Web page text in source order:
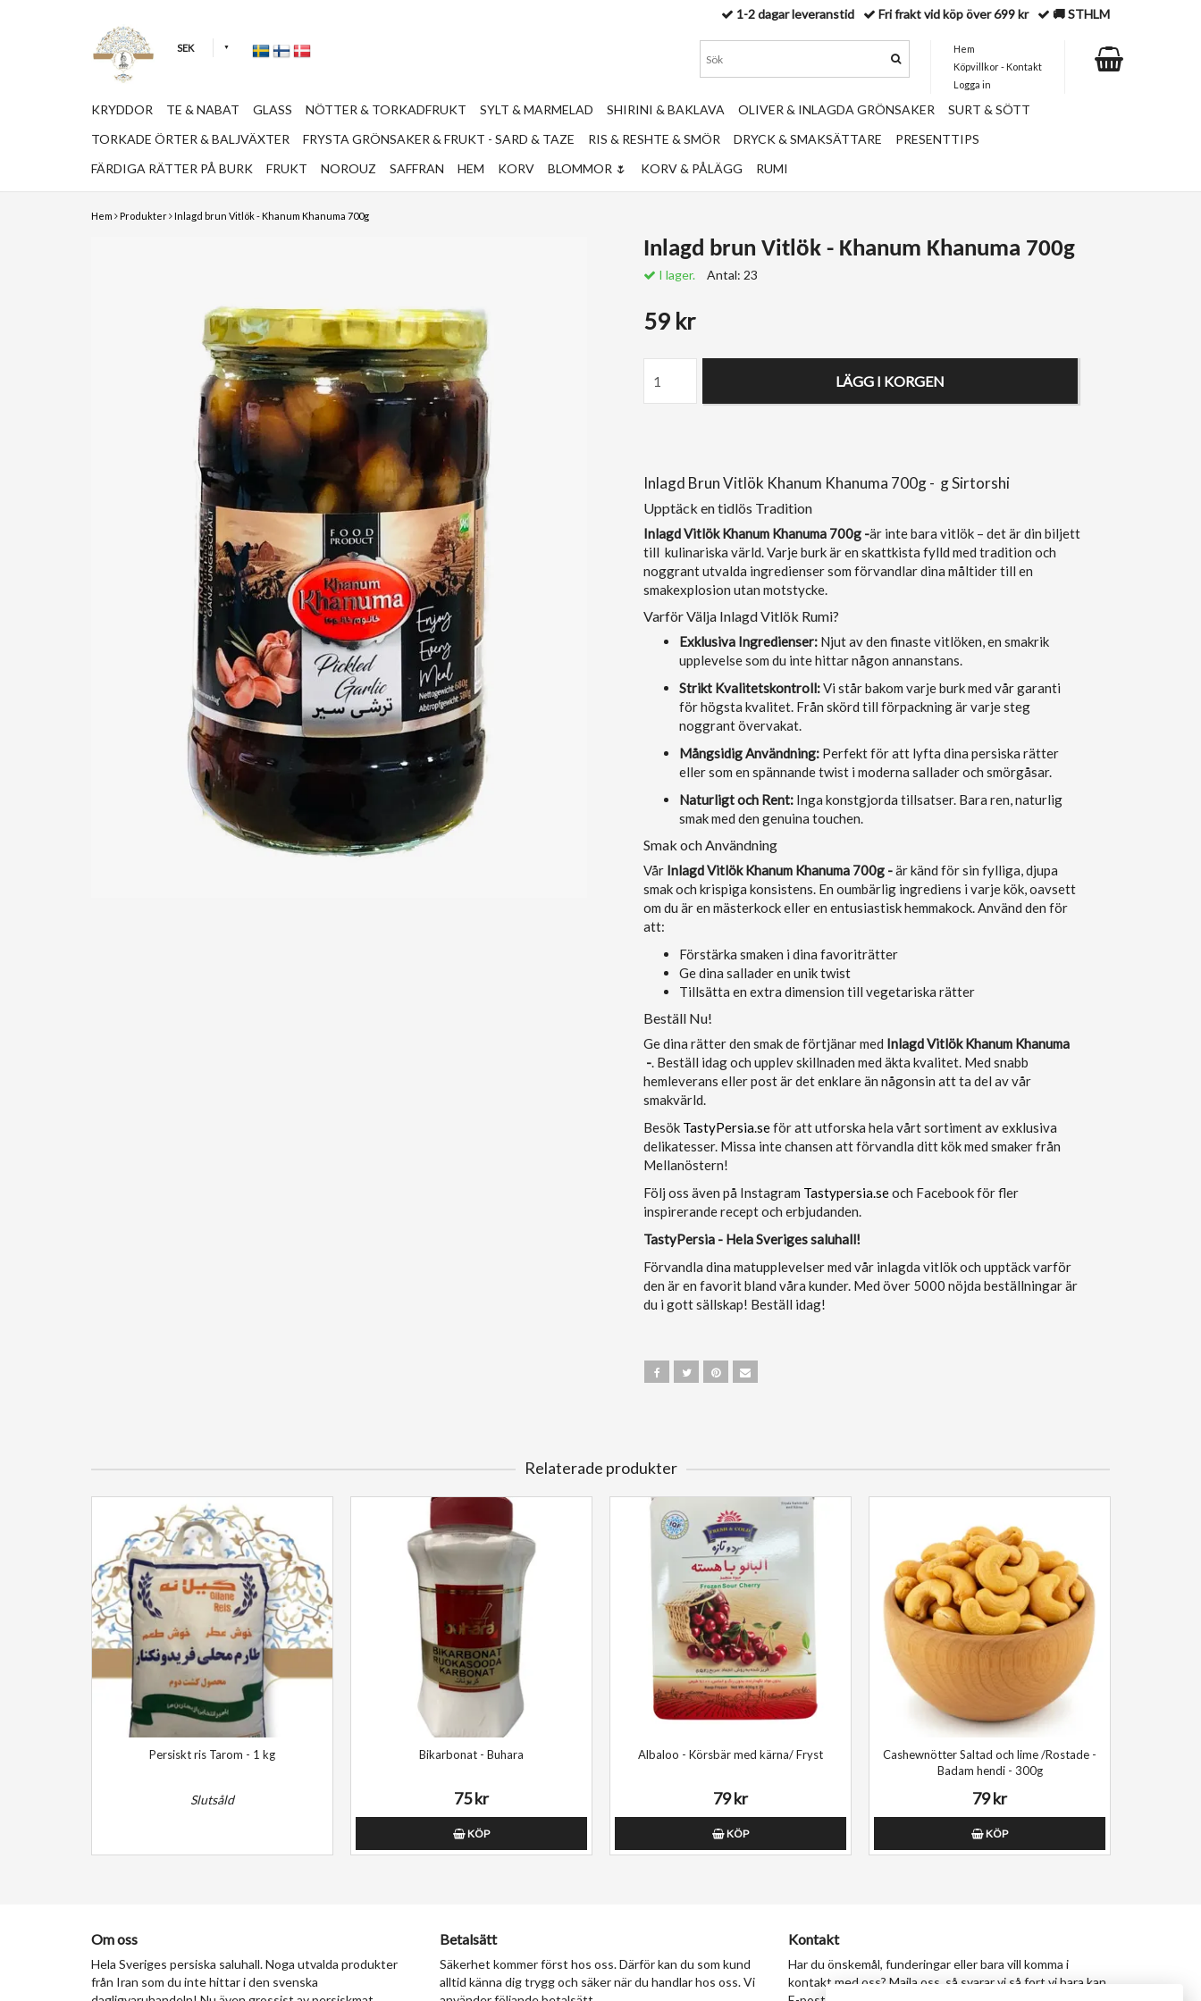
Hem Produkter Inlagd brun Vitlök - Khanum Khanuma 700g
Inlagd brun Vitlök - Khanum Khanuma 700g
I lager. Antal: 23
59 kr
LÄGG I KORGEN
Inlagd Brun Vitlök Khanum Khanuma 700g - g Sirtorshi
Upptäck en tidlös Tradition
Inlagd Vitlök Khanum Khanuma 700g -är inte bara vitlök – det är din biljett
till kulinariska värld. Varje burk är en skattkista fylld med tradition och
noggrant utvalda ingredienser som förvandlar dina måltider till en
smakexplosion utan motstycke.
Varför Välja Inlagd Vitlök Rumi?
Exklusiva Ingredienser: Njut av den finaste vitlöken, en smakrik
upplevelse som du inte hittar någon annanstans.
Strikt Kvalitetskontroll:Vi står bakom varje burk med vår garanti
för högsta kvalitet. Från skörd till förpackning är varje steg
noggrant övervakat.
Mångsidig Användning: Perfekt för att lyfta dina persiska rätter
eller som en spännande twist i moderna sallader och smörgåsar.
Naturligt och Rent: Inga konstgjorda tillsatser. Bara ren, naturlig
smak med den genuina touchen.
Smak och Användning
Vår Inlagd Vitlök Khanum Khanuma 700g -är känd för sin fylliga, djupa
smak och krispiga konsistens. En oumbärlig ingrediens i varje kök, oavsett
om du är en mästerkock eller en entusiastisk hemmakock. Använd den för
att:
Förstärka smaken i dina favoriträtter
Ge dina sallader en unik twist
Tillsätta en extra dimension till vegetariska rätter
Beställ Nu!
Ge dina rätter den smak de förtjänar med Inlagd Vitlök Khanum Khanuma
-. Beställ idag och upplev skillnaden med äkta kvalitet. Med snabb
hemleverans eller post är det enklare än någonsin att ta del av vår
smakvärld.
Besök TastyPersia.seför att utforska hela vårt sortiment av exklusiva
delikatesser. Missa inte chansen att förvandla ditt kök med smaker från
Mellanöstern!
Följ oss även på Instagram Tastypersia.seoch Facebook för fler
inspirerande recept och erbjudanden.
TastyPersia - Hela Sveriges saluhall!
Förvandla dina matupplevelser med vår inlagda vitlök och upptäck varför
den är en favorit bland våra kunder. Med över 5000 nöjda beställningar är
du i gott sällskap! Beställ idag!
Relaterade produkter
Persiskt ris Tarom - 1 kg
Slutsåld
Bikarbonat - Buhara
75 kr
KÖP
Albaloo - Körsbär med kärna/ Fryst
79 kr
KÖP
Cashewnötter Saltad och lime /Rostade -
Badam hendi - 300g
79 kr
KÖP
Om oss
Hela Sveriges persiska saluhall. Noga utvalda produkter
från Iran som du inte hittar i den svenska
Betalsätt
Säkerhet kommer först hos oss. Därför kan du som kund
alltid känna dig trygg och säker när du handlar hos oss. Vi
Kontakt
Har du önskemål, funderingar eller bara vill komma i
kontakt med oss? Maila oss, så svarar vi så fort vi bara kan.
SEK
1-2 dagar leveranstid Fri frakt vid köp över 699 kr 🚚 STHLM
Hem
Köpvillkor - Kontakt
Logga in
KRYDDOR TE & NABAT GLASS NÖTTER & TORKADFRUKT SYLT & MARMELAD SHIRINI & BAKLAVA OLIVER & INLAGDA GRÖNSAKER
SURT & SÖTT
TORKADE ÖRTER & BALJVÄXTER
FRYSTA GRÖNSAKER & FRUKT - SARD & TAZE RIS & RESHTE & SMÖR DRYCK & SMAKSÄTTARE
PRESENTTIPS
FÄRDIGA RÄTTER PÅ BURK
FRUKT NOROUZ SAFFRAN HEM KORV BLOMMOR 🌷 KORV & PÅLÄGG RUMI